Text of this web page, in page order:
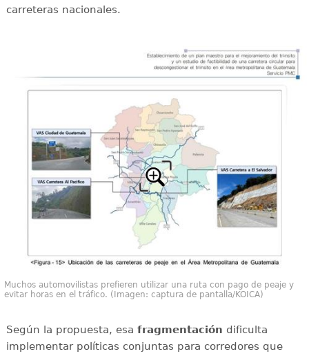
carreteras nacionales.
Muchos automovilistas prefieren utilizar una ruta con pago de peaje y
evitar horas en el tráfico. (Imagen: captura de pantalla/KOICA)
Según la propuesta, esa fragmentación dificulta
implementar políticas conjuntas para corredores que